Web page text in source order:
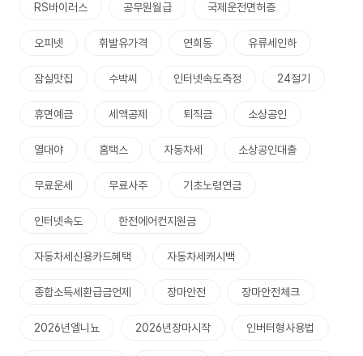
RS바이러스 공무원월급 국제운전면허증
오피넷 휘발유가격 연희동 유류세인하
잠실맛집 수박씨 인터넷속도측정 24절기
휴면예금 세액공제 퇴직금 소상공인
열대야 홈택스 자동차세 소상공인대출
무료운세 무료사주 기초노령연금
인터넷속도 한전에어컨지원금
자동차세신용카드혜택 자동차세캐시백
종합소득세환급금언제 장마안전 장마안전체크
2026년엘니뇨 2026년장마시작 인버터형사용법